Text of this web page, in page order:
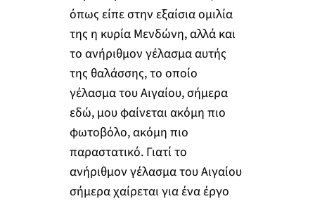
όπως είπε στην εξαίσια ομιλία
της η κυρία Μενδώνη, αλλά και
το ανήριθμον γέλασμα αυτής
της θαλάσσης, το οποίο
γέλασμα του Αιγαίου, σήμερα
εδώ, μου φαίνεται ακόμη πιο
φωτοβόλο, ακόμη πιο
παραστατικό. Γιατί το
ανήριθμον γέλασμα του Αιγαίου
σήμερα χαίρεται για ένα έργο